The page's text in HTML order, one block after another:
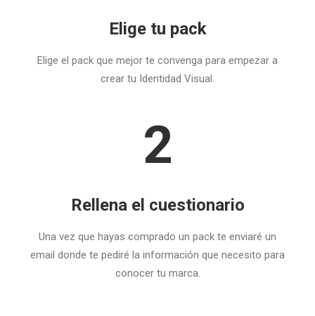
Elige tu pack
Elige el pack que mejor te convenga para empezar a
crear tu Identidad Visual.
2
Rellena el cuestionario
Una vez que hayas comprado un pack te enviaré un
email donde te pediré la información que necesito para
conocer tu marca.